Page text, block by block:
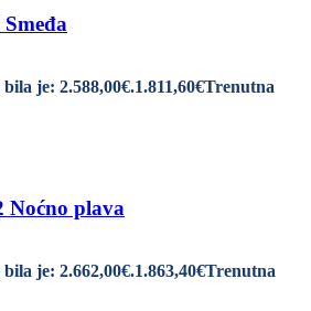
je: 2.588,00€.1.811,60€Trenutna
Noćno plava
je: 2.662,00€.1.863,40€Trenutna